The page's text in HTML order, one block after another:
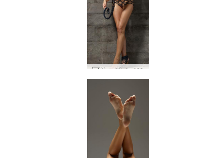
तेरेज़ा बॉडी रॉक #83